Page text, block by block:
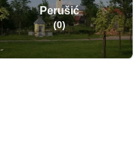
Perušić
(0)